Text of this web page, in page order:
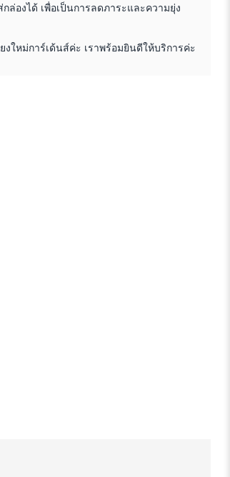
ล่องได้ เพื่อเป็นการลดภาระและความยุ่ง
ใหม่การ์เด้นส์ค่ะ เราพร้อมยินดีให้บริการค่ะ